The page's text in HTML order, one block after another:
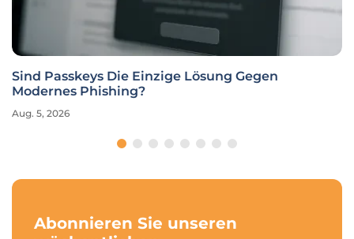
Sind Passkeys Die Einzige Lösung Gegen
Modernes Phishing?
Aug. 5, 2026
Abonnieren Sie unseren